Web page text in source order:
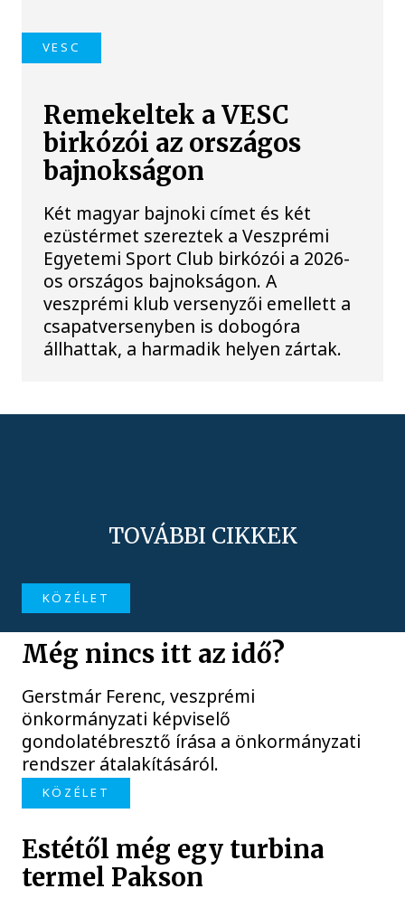
VESC
Remekeltek a VESC
birkózói az országos
bajnokságon
Két magyar bajnoki címet és két
ezüstérmet szereztek a Veszprémi
Egyetemi Sport Club birkózói a 2026-
os országos bajnokságon. A
veszprémi klub versenyzői emellett a
csapatversenyben is dobogóra
állhattak, a harmadik helyen zártak.
TOVÁBBI CIKKEK
KÖZÉLET
Még nincs itt az idő?
Gerstmár Ferenc, veszprémi
önkormányzati képviselő
gondolatébresztő írása a önkormányzati
rendszer átalakításáról.
KÖZÉLET
Estétől még egy turbina
termel Pakson